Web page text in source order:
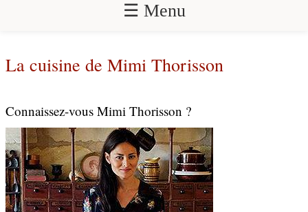
☰ Menu
La cuisine de Mimi Thorisson
Connaissez-vous Mimi Thorisson ?